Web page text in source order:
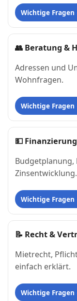
Wichtige Fragen
👥 Beratung &
Adressen und
Wohnfragen.
Wichtige Fragen
💵 Finanzierung
Zinsentwicklung.
Wichtige Fragen
📝 Recht &
Mietrecht,
einfach erklärt.
Wichtige Fragen